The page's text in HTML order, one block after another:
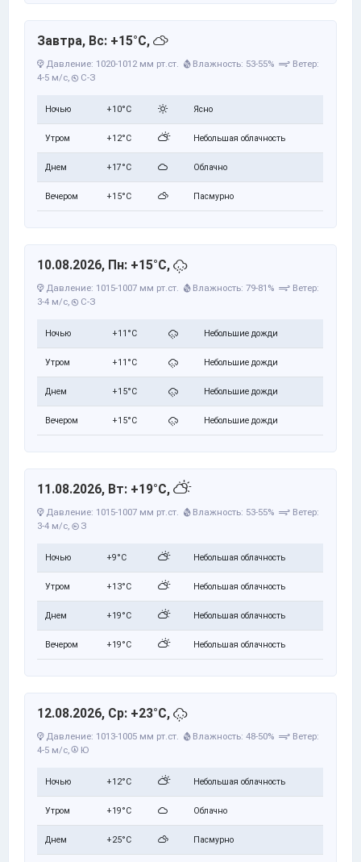
Завтра, Вс: +15°C,
Давление: 1020-1012 мм рт.ст. Влажность: 53-55%
Ветер:
4-5 м/с,
С-З
Ночью +10°C Ясно
Утром +12°C Небольшая облачность
Днем +17°C Облачно
Вечером +15°C Пасмурно
10.08.2026, Пн: +15°C,
Давление: 1015-1007 мм рт.ст. Влажность: 79-81%
Ветер:
3-4 м/с,
С-З
Ночью +11°C Небольшие дожди
Утром +11°C Небольшие дожди
Днем +15°C Небольшие дожди
Вечером +15°C Небольшие дожди
11.08.2026, Вт: +19°C,
Давление: 1015-1007 мм рт.ст. Влажность: 53-55%
Ветер:
3-4 м/с, З
Ночью +9°C Небольшая облачность
Утром +13°C Небольшая облачность
Днем +19°C Небольшая облачность
Вечером +19°C Небольшая облачность
12.08.2026, Ср: +23°C,
Давление: 1013-1005 мм рт.ст. Влажность: 48-50%
Ветер:
4-5 м/с,
Ю
Ночью +12°C Небольшая облачность
Утром +19°C Облачно
Днем +25°C Пасмурно